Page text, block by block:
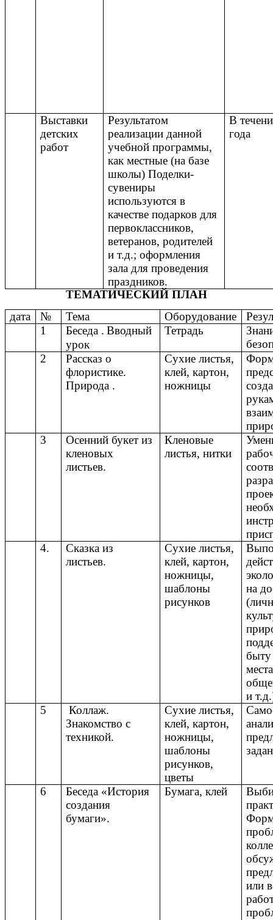
Выставки
детских
работ
Результатом
реализации данной
учебной программы,
как местные (на базе
школы) Поделки-
сувениры
используются в
качестве подарков для
первоклассников,
ветеранов, родителей
и т.д.; оформления
зала для проведения
праздников.
В
года
ТЕМАТИЧЕСКИЙ ПЛАН
дата
№ Тема Оборудование
1
Беседа . Вводный
урок
Тетрадь
2
Рассказ о
флористике.
Природа .
Сухие листья,
клей, картон,
ножницы
3
Осенний букет из
кленовых
листьев.
Кленовые
листья, нитки
4.
Сказка из
листьев.
Сухие листья,
клей, картон,
ножницы,
шаблоны
рисунков
на
и
5
Коллаж.
Знакомство с
техникой.
Сухие листья,
клей, картон,
ножницы,
шаблоны
рисунков,
цветы
6
Беседа «История
создания
бумаги».
Бумага, клей
или